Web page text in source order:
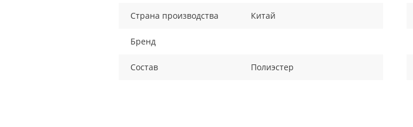
Страна производства Китай
Бренд
Состав Полиэстер